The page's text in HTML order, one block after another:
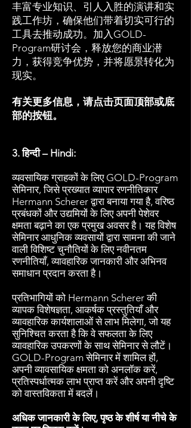
丰富专业知识、引人入胜的演讲和实
践工作坊，确保他们带着切实可行的
工具去推动成功。加入GOLD-
Program研讨会，释放您的商业潜
力，获得竞争优势，并将愿景转化为
现实。
有关更多信息，请点击页面顶部或底
部的按钮。
3. हिन्दी – Hindi:
​व्यवसायिक ग्राहकों के लिए GOLD-Program
सेमिनार, जिसे प्रख्यात व्यापार रणनीतिकार
Hermann Scherer द्वारा बनाया गया है, वरिष्ठ
प्रबंधकों और उद्यमियों के लिए अपनी पेशेवर
क्षमता बढ़ाने का एक प्रमुख अवसर है। यह विशेष
सेमिनार आधुनिक व्यवसायों द्वारा सामना की जाने
वाली विशिष्ट चुनौतियों के लिए नवीनतम
रणनीतियाँ, व्यावहारिक जानकारी और अभिनव
समाधान प्रदान करता है।
प्रतिभागियों को Hermann Scherer की
व्यापक विशेषज्ञता, आकर्षक प्रस्तुतियाँ और
व्यावहारिक कार्यशालाओं से लाभ मिलेगा, जो यह
सुनिश्चित करता है कि वे सफलता के लिए
व्यावहारिक उपकरणों के साथ सेमिनार से लौटें।
GOLD-Program सेमिनार में शामिल हों,
अपनी व्यावसायिक क्षमता को अनलॉक करें,
प्रतिस्पर्धात्मक लाभ प्राप्त करें और अपनी दृष्टि
को वास्तविकता में बदलें।
अधिक जानकारी के लिए, पृष्ठ के शीर्ष या नीचे के